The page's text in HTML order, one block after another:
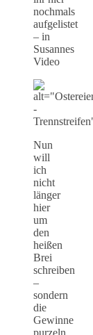
nochmals
aufgelistet
– in
Susannes
Video
Nun
will
ich
nicht
länger
hier
um
den
heißen
Brei
schreiben
–
sondern
die
Gewinne
purzeln